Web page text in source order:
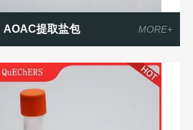
AOAC提取盐包 MORE+